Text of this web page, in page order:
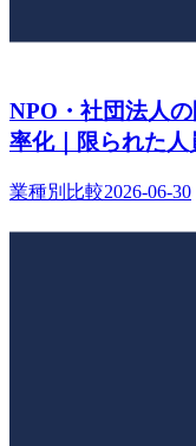
NPO・社団法人
率化｜限られた
業種別比較2026-06-30